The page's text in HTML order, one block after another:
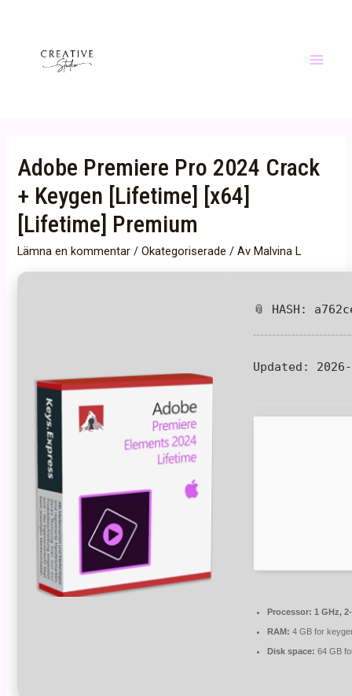
Adobe Premiere Pro 2024 Crack
+ Keygen [Lifetime] [x64]
[Lifetime] Premium
Lämna en kommentar /Okategoriserade / Av Malvina L
📎 HASH:
Updated:
Processor: 1 GHz,
RAM: 4 GB for
Disk space: 64 GB